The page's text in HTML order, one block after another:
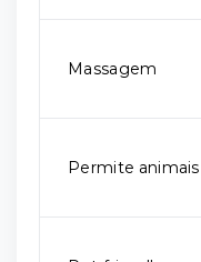
Massagem
Permite animais